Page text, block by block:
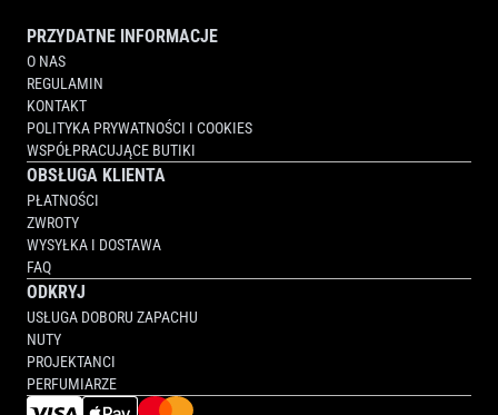
PRZYDATNE INFORMACJE
O NAS
REGULAMIN
KONTAKT
POLITYKA PRYWATNOŚCI I COOKIES
WSPÓŁPRACUJĄCE BUTIKI
OBSŁUGA KLIENTA
PŁATNOŚCI
ZWROTY
WYSYŁKA I DOSTAWA
FAQ
ODKRYJ
USŁUGA DOBORU ZAPACHU
NUTY
PROJEKTANCI
PERFUMIARZE